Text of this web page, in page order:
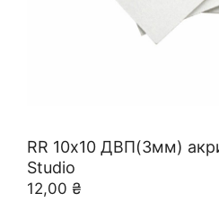
RR 10х10 ДВП(3мм)
Studio
12,00 ₴